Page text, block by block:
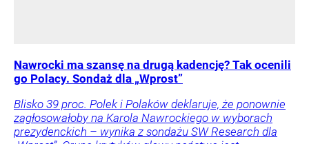
Nawrocki ma szansę na drugą kadencję? Tak ocenili
go Polacy. Sondaż dla „Wprost”
Blisko 39 proc. Polek i Polaków deklaruje, że ponownie
zagłosowałoby na Karola Nawrockiego w wyborach
prezydenckich – wynika z sondażu SW Research dla